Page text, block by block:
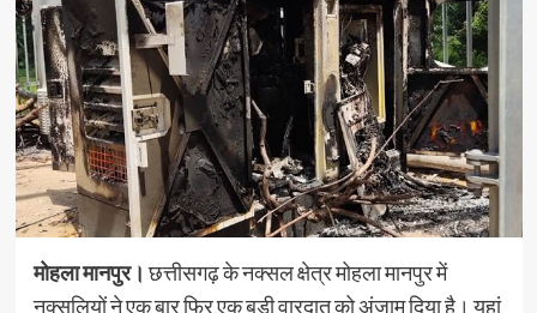
मोहला मानपुर। छत्तीसगढ़ के नक्सल क्षेत्र मोहला मानपुर में
नक्सलियों ने एक बार फिर एक बड़ी वारदात को अंजाम दिया है। यहां